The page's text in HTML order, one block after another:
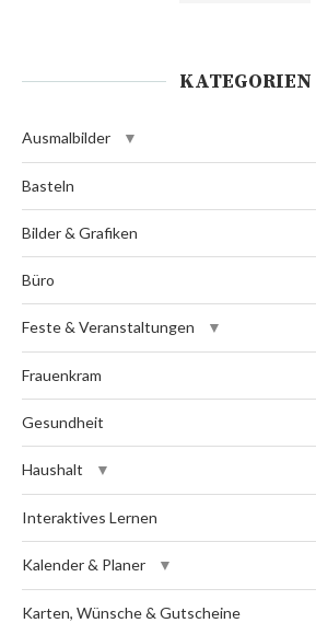
KATEGORIEN
Ausmalbilder
Basteln
Bilder & Grafiken
Büro
Feste & Veranstaltungen
Frauenkram
Gesundheit
Haushalt
Interaktives Lernen
Kalender & Planer
Karten, Wünsche & Gutscheine